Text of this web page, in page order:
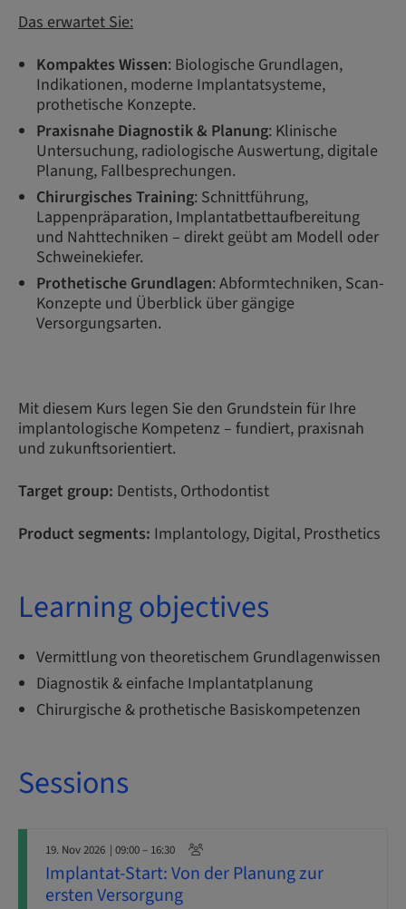
Das erwartet Sie:
Kompaktes Wissen: Biologische Grundlagen,
Indikationen, moderne Implantatsysteme,
prothetische Konzepte.
Praxisnahe Diagnostik & Planung: Klinische
Untersuchung, radiologische Auswertung, digitale
Planung, Fallbesprechungen.
Chirurgisches Training: Schnittführung,
Lappenpräparation, Implantatbettaufbereitung
und Nahttechniken – direkt geübt am Modell oder
Schweinekiefer.
Prothetische Grundlagen: Abformtechniken, Scan-
Konzepte und Überblick über gängige
Versorgungsarten.
Mit diesem Kurs legen Sie den Grundstein für Ihre
implantologische Kompetenz – fundiert, praxisnah
und zukunftsorientiert.
Target group: Dentists, Orthodontist
Product segments: Implantology, Digital, Prosthetics
Learning objectives
Vermittlung von theoretischem Grundlagenwissen
Diagnostik & einfache Implantatplanung
Chirurgische & prothetische Basiskompetenzen
Sessions
19. Nov 2026 | 09:00 – 16:30
Implantat-Start: Von der Planung zur
ersten Versorgung